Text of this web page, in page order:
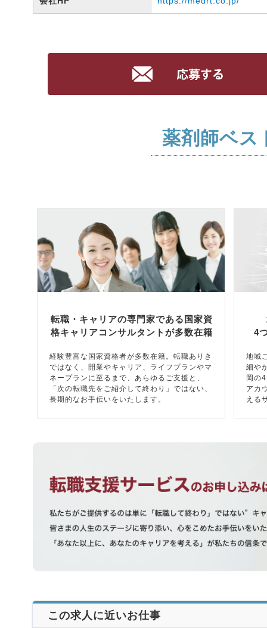
薬剤師ベス
転職・キャリアの専門家である国家資
格キャリアコンサルタントが多数在籍
経験豊富な国家資格者が多数在籍。転職ありき
ではなく、開業やキャリア、ライフプランやマ
ネープランに至るまで、あらゆるご支援と、
「次の転職先をご紹介して終わり」ではない、
長期的なお手伝いをいたします。
4
地域
細や
岡の
アカ
える
この求人に近いお仕事